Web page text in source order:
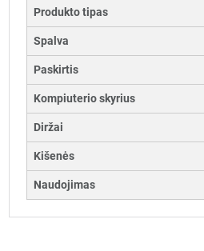
Produkto tipas
Spalva
Paskirtis
Kompiuterio skyrius
Diržai
Kišenės
Naudojimas